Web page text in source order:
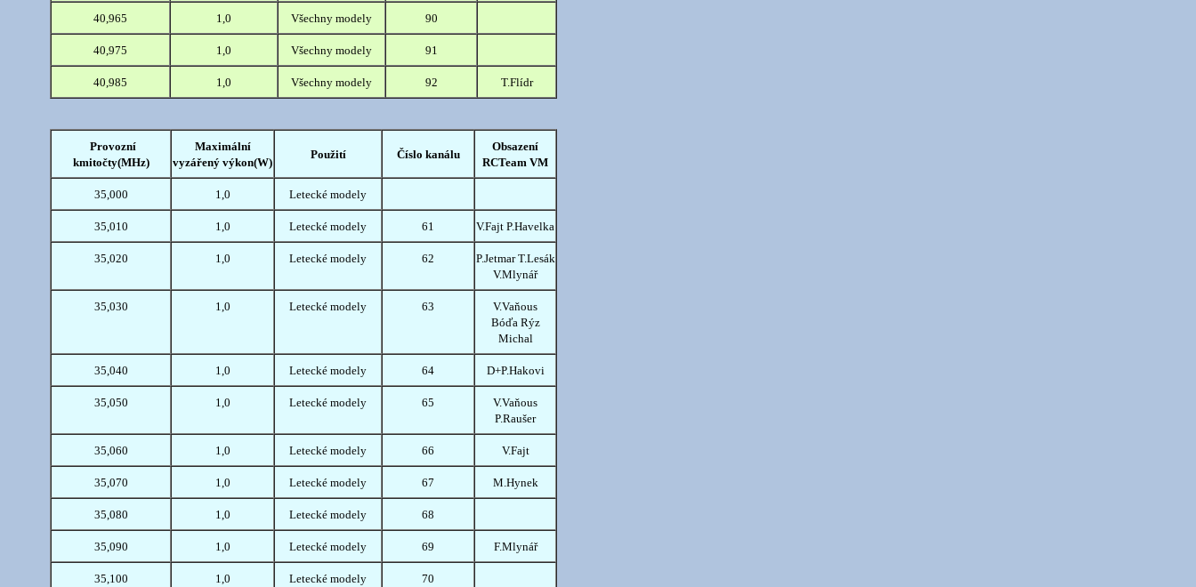
40,965 1,0 Všechny modely 90
40,975 1,0 Všechny modely 91
40,985 1,0 Všechny modely 92 T.Flídr
Provozní
kmitočty(MHz)
Maximální
vyzářený výkon(W)
Použití Číslo kanálu
Obsazení
RCTeam VM
35,000 1,0 Letecké modely
35,010 1,0 Letecké modely 61 V.Fajt P.Havelka
35,020 1,0 Letecké modely 62
P.Jetmar T.Lesák
V.Mlynář
35,030 1,0 Letecké modely 63
V.Vaňous
Bóďa Rýz
Michal
35,040 1,0 Letecké modely 64 D+P.Hakovi
35,050 1,0 Letecké modely 65
V.Vaňous
P.Raušer
35,060 1,0 Letecké modely 66 V.Fajt
35,070 1,0 Letecké modely 67 M.Hynek
35,080 1,0 Letecké modely 68
35,090 1,0 Letecké modely 69 F.Mlynář
35,100 1,0 Letecké modely 70